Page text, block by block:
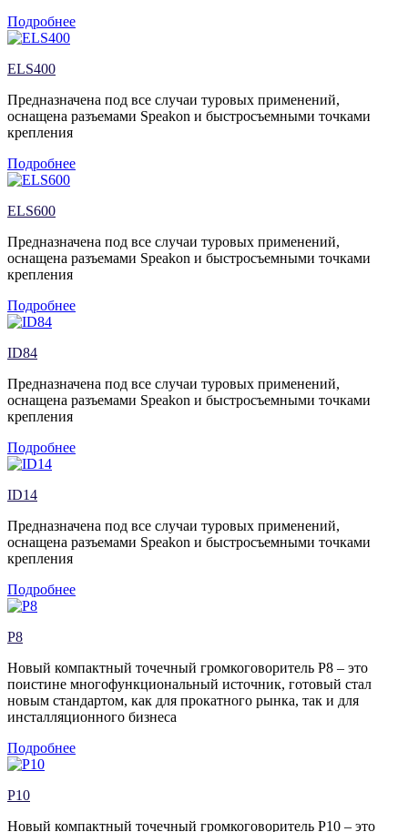
Подробнее
ELS400
Предназначена под все случаи туровых применений,
оснащена разъемами Speakon и быстросъемными точками
крепления
Подробнее
ELS600
Предназначена под все случаи туровых применений,
оснащена разъемами Speakon и быстросъемными точками
крепления
Подробнее
ID84
Предназначена под все случаи туровых применений,
оснащена разъемами Speakon и быстросъемными точками
крепления
Подробнее
ID14
Предназначена под все случаи туровых применений,
оснащена разъемами Speakon и быстросъемными точками
крепления
Подробнее
P8
Новый компактный точечный громкоговоритель P8 – это
поистине многофункциональный источник, готовый стал
новым стандартом, как для прокатного рынка, так и для
инсталляционного бизнеса
Подробнее
P10
Новый компактный точечный громкоговоритель P10 – это